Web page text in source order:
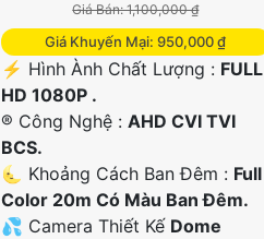
Giá Bán: 1,100,000 ₫
Giá Khuyến Mại: 950,000 ₫
️⚡ Hình Ành Chất Lượng : FULL
HD 1080P .
®️ Công Nghệ :AHD CVI TVI
BCS.
🌜 Khoảng Cách Ban Đêm : Full
Color 20m Có Màu Ban Ðêm.
💦 Camera Thiết Kế Dome